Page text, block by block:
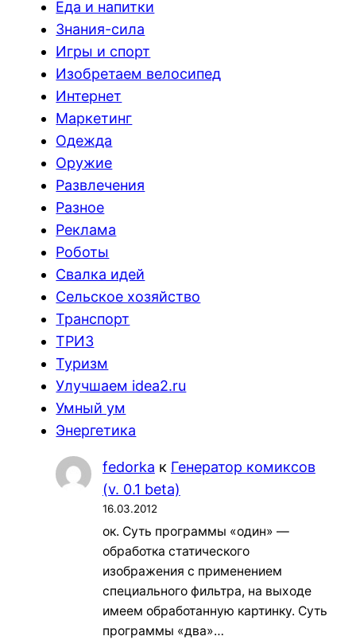
Еда и напитки
Знания-сила
Игры и спорт
Изобретаем велосипед
Интернет
Маркетинг
Одежда
Оружие
Развлечения
Разное
Реклама
Роботы
Свалка идей
Сельское хозяйство
Транспорт
ТРИЗ
Туризм
Улучшаем idea2.ru
Умный ум
Энергетика
fedorka к Генератор комиксов
(v. 0.1 beta)
16.03.2012
ок. Суть программы «один» —
обработка статического
изображения с применением
специального фильтра, на выходе
имеем обработанную картинку. Суть
программы «два»…